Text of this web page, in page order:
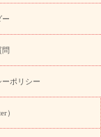
供え 花とセットギ
ひまわり ギフト・プ
い 花のギフト特集
すめランキング
敬
老の日 花とセットギ
フト一覧
キャン
ボキャンペーン
日の花を探す
ー
問
ーポリシー
）